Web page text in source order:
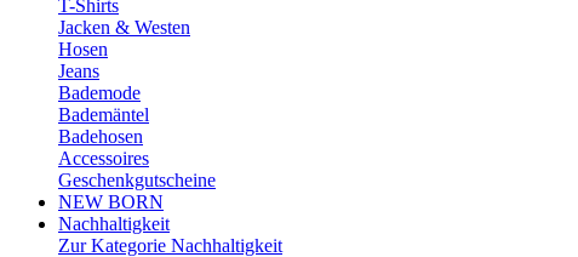
T-Shirts
Jacken & Westen
Hosen
Jeans
Bademode
Bademäntel
Badehosen
Accessoires
Geschenkgutscheine
NEW BORN
Nachhaltigkeit
Zur Kategorie Nachhaltigkeit